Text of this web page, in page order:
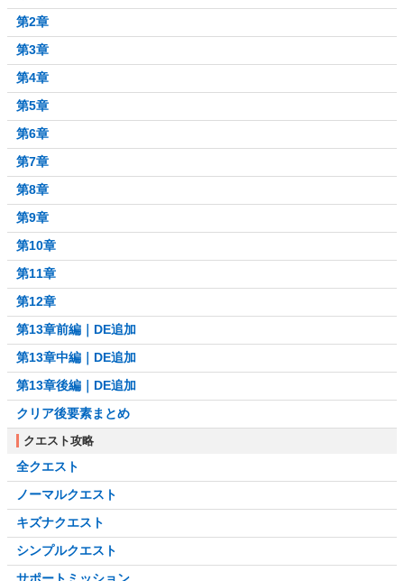
第2章
第3章
第4章
第5章
第6章
第7章
第8章
第9章
第10章
第11章
第12章
第13章前編｜DE追加
第13章中編｜DE追加
第13章後編｜DE追加
クリア後要素まとめ
クエスト攻略
全クエスト
ノーマルクエスト
キズナクエスト
シンプルクエスト